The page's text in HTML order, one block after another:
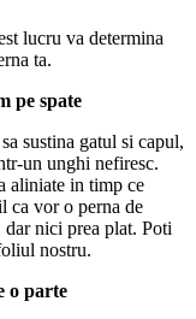
lucru va determina
ta.
pe spate
sustina gatul si capul,
un unghi nefiresc.
aliniate in timp ce
ca vor o perna de
dar nici prea plat. Poti
nostru.
o parte